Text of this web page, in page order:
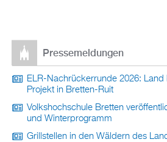
Pressemeldungen
ELR-Nachrückerrunde 2026:
Projekt in Bretten-Ruit
Volkshochschule Bretten
und Winterprogramm
Grillstellen in den Wäldern des